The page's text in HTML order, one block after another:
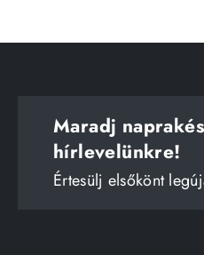
Maradj
hírlevelünkre!
Értesülj elsőkönt